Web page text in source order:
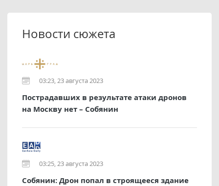
Новости сюжета
03:23, 23 августа 2023
Пострадавших в результате атаки дронов
на Москву нет – Собянин
03:25, 23 августа 2023
Собянин: Дрон попал в строящееся здание